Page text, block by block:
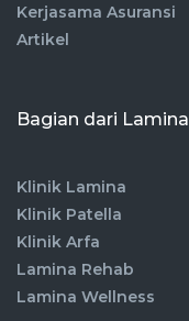
Kerjasama Asuransi
Artikel
Bagian dari Lamina
Klinik Lamina
Klinik Patella
Klinik Arfa
Lamina Rehab
Lamina Wellness